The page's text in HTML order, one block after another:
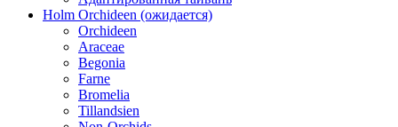
Holm Orchideen (ожидается)
Orchideen
Araceae
Begonia
Farne
Bromelia
Tillandsien